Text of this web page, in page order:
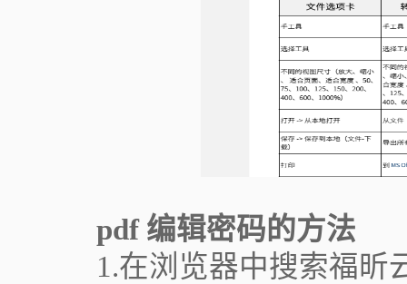
pdf 编辑密码的方法
1.在浏览器中搜索福昕